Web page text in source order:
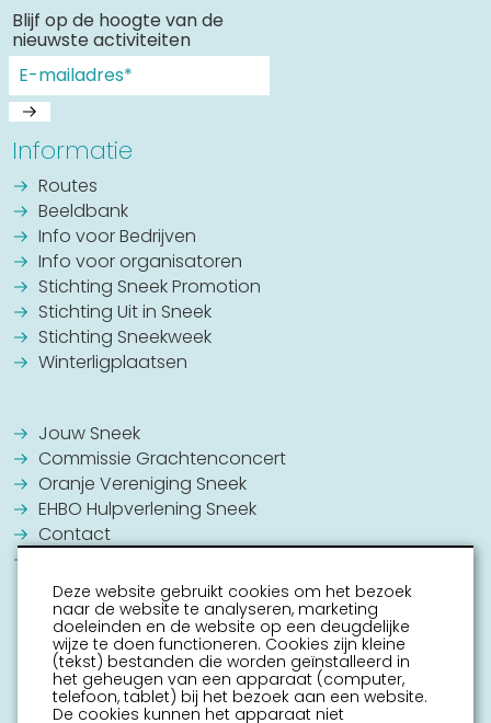
Blijf op de hoogte van de
nieuwste activiteiten
Informatie
Routes
Beeldbank
Info voor Bedrijven
Info voor organisatoren
Stichting Sneek Promotion
Stichting Uit in Sneek
Stichting Sneekweek
Winterligplaatsen
Jouw Sneek
Commissie Grachtenconcert
Oranje Vereniging Sneek
EHBO Hulpverlening Sneek
Contact
Deze website gebruikt cookies om het bezoek
naar de website te analyseren, marketing
doeleinden en de website op een deugdelijke
wijze te doen functioneren. Cookies zijn kleine
(tekst) bestanden die worden geïnstalleerd in
het geheugen van een apparaat (computer,
telefoon, tablet) bij het bezoek aan een website.
De cookies kunnen het apparaat niet